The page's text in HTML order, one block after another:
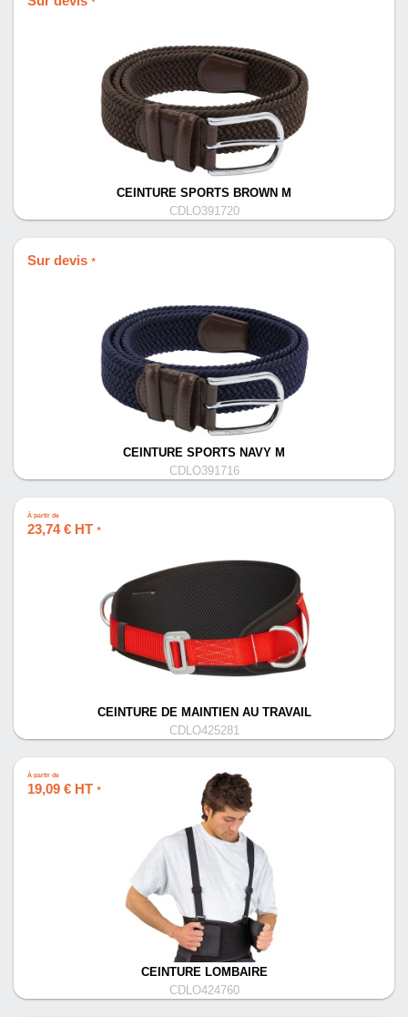
CEINTURE SPORTS BROWN M
CDLO391720
Sur devis *
CEINTURE SPORTS NAVY M
CDLO391716
À partir de
23,74 € HT *
CEINTURE DE MAINTIEN AU TRAVAIL
CDLO425281
À partir de
19,09 € HT *
CEINTURE LOMBAIRE
CDLO424760